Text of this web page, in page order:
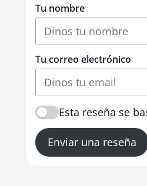
Tu nombre
Tu correo electrónico
Esta reseña se
Enviar una reseña